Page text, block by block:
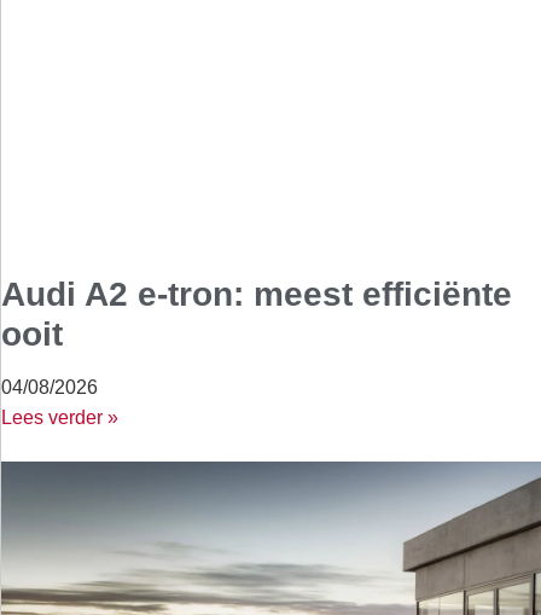
Audi A2 e-tron: meest efficiënte
ooit
04/08/2026
Lees verder »